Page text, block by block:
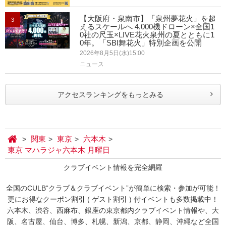
3
【大阪府・泉南市】「泉州夢花火」を超
えるスケールへ 4,000機ドローン×全国1
0社の尺玉×LIVE花火泉州の夏とともに1
0年。「SBI舞花火」特別企画を公開
2026年8月5日(水)15:00
ニュース
アクセスランキングをもっとみる
関東 東京
六本木
東京 マハラジャ六本木 月曜日
クラブイベント情報を完全網羅
全国のCULB“クラブ＆クラブイベント”が簡単に検索・参加が可能！
更にお得なクーポン割引 ( ゲスト割引 ) 付イベントも多数掲載中！
六本木、渋谷、西麻布、銀座の東京都内クラブイベント情報や、大
阪、名古屋、仙台、博多、札幌、新潟、京都、静岡、沖縄など全国